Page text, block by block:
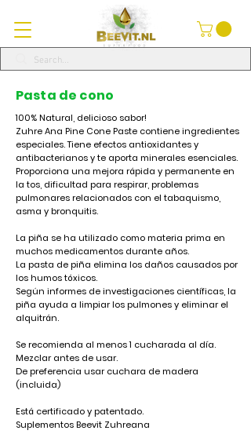
Pasta de cono
100% Natural, delicioso sabor!
Zuhre Ana Pine Cone Paste contiene ingredientes
especiales. Tiene efectos antioxidantes y
antibacterianos y te aporta minerales esenciales.
Proporciona una mejora rápida y permanente en
la tos, dificultad para respirar, problemas
pulmonares relacionados con el tabaquismo,
asma y bronquitis.
La piña se ha utilizado como materia prima en
muchos medicamentos durante años.
La pasta de piña elimina los daños causados ​​por
los humos tóxicos.
Según informes de investigaciones científicas, la
piña ayuda a limpiar los pulmones y eliminar el
alquitrán.
Se recomienda al menos 1 cucharada al día.
Mezclar antes de usar.
De preferencia usar cuchara de madera
(incluida)
Está certificado y patentado.
Suplementos Beevit Zuhreana